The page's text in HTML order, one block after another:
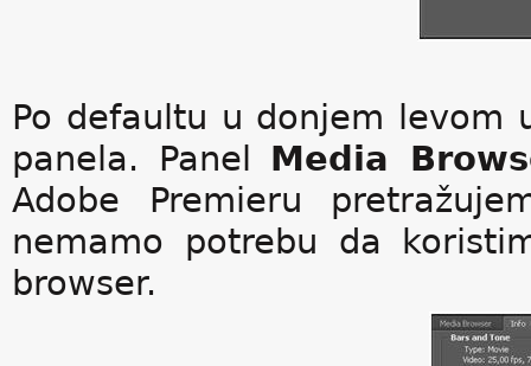
Po defaultu u donjem levom
panela. Panel Media
Adobe Premieru
nemamo potrebu da
browser.